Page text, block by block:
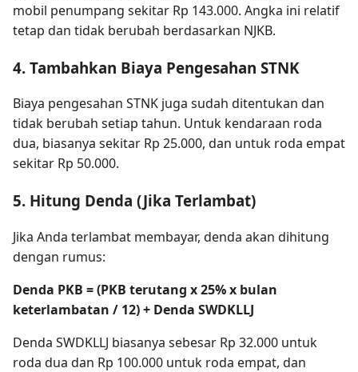
mobil penumpang sekitar Rp 143.000. Angka ini relatif
tetap dan tidak berubah berdasarkan NJKB.
4. Tambahkan Biaya Pengesahan STNK
Biaya pengesahan STNK juga sudah ditentukan dan
tidak berubah setiap tahun. Untuk kendaraan roda
dua, biasanya sekitar Rp 25.000, dan untuk roda empat
sekitar Rp 50.000.
5. Hitung Denda (Jika Terlambat)
Jika Anda terlambat membayar, denda akan dihitung
dengan rumus:
Denda PKB = (PKB terutang x 25% x bulan
keterlambatan / 12) + Denda SWDKLLJ
Denda SWDKLLJ biasanya sebesar Rp 32.000 untuk
roda dua dan Rp 100.000 untuk roda empat, dan